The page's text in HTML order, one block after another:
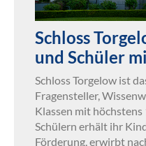
Schloss
und Schüler
Schloss Torgelow ist
Fragensteller,
Klassen mit
Schülern erhält ihr
Förderung, erwirbt